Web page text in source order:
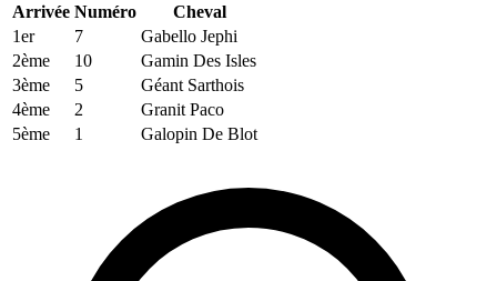
Arrivée Numéro
Cheval
1er
7
Gabello Jephi
2ème
10
Gamin Des Isles
3ème
5
Géant Sarthois
4ème
2
Granit Paco
5ème
1 Galopin De Blot